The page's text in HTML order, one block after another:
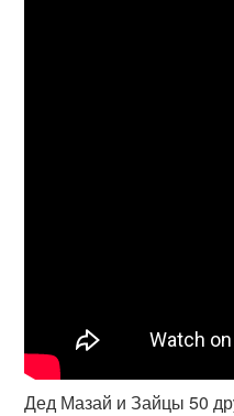
Дед Мазай и Зайцы 50